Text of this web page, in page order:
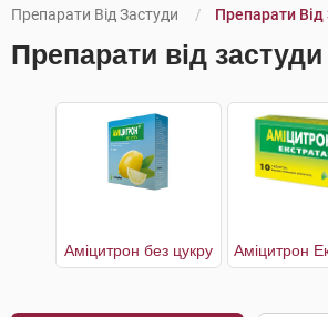
Препарати Від Застуди
Препарати Від
Препарати від
Аміцитрон без цукру Аміцитрон